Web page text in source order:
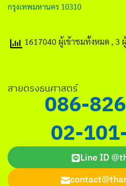
กรุงเทพมหานคร 10310
1617040 ผู้เข้าชมทั้งหมด , 3
สายตรงธนศาสตร์
086-
02-
Line ID